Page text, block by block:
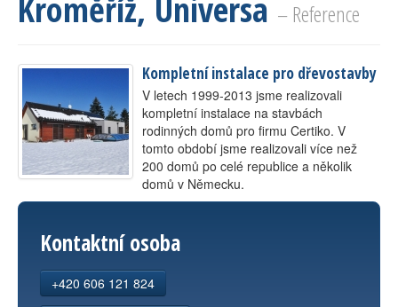
Certifikáty
Partneři
– Reference
Kompletní instalace pro dřevostavby
V letech 1999-2013 jsme realizovali
kompletní instalace na stavbách
rodinných domů pro firmu Certiko. V
tomto období jsme realizovali více než
200 domů po celé republice a několik
domů v Německu.
Kontaktní osoba
+420 606 121 824